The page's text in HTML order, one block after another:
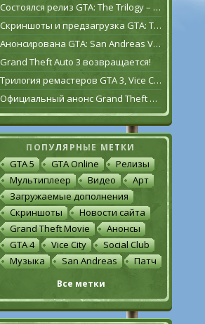
Состоялся релиз GTA: The Trilogy – The Definitive Edition
Скриншоты и предзагрузка GTA: The Trilogy – The Definitive Edition
Анонсирована GTA: San Andreas VR для Oculus Quest 2
Grand Theft Auto 3 возвращается!
Трилогия ремастеров GTA 3, Vice City и San Andreas выйдет 11 ноября
Официальный анонс Grand Theft Auto: The Trilogy – The Definitive Edition
ПОПУЛЯРНЫЕ МЕТКИ
GTA 5 GTA Online
Релизы
Мультиплеер
Видео
Арт
Загружаемые дополнения
Скриншоты
Новости сайта
Grand Theft Movie
Анонсы
GTA 4
Vice City
Social Club
Музыка
San Andreas Патч
Все метки